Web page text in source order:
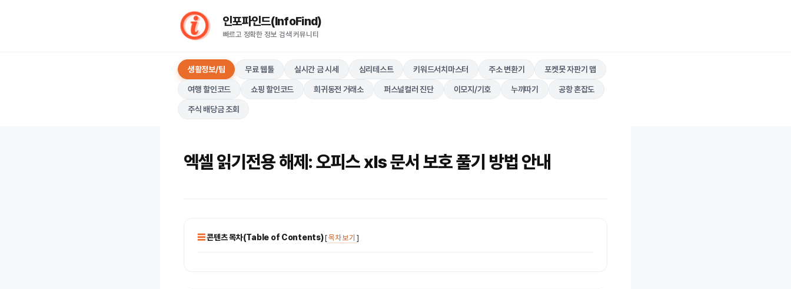
인포파인드(InfoFind)​​​​
빠르고 정확한 정보 검색 커뮤니티
생활정보/팁 무료 웹툴 실시간 금 시세 심리테스트 키워드서치마스터 주소 변환기 포켓못 자판기 맵
여행 할인코드 쇼핑 할인코드 희귀동전 거래소 퍼스널컬러 진단 이모지/기호 누끼따기 공항 혼잡도
주식 배당금 조회
엑셀 읽기전용 해제: 오피스 xls 문서 보호 풀기 방법 안내
콘텐츠 목차(Table of Contents)[목차 보기 ]